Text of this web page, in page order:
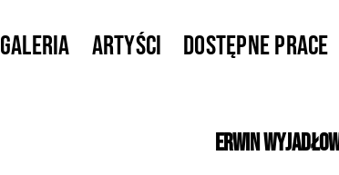
Galeria Artyści Dostępne prace
Erwin